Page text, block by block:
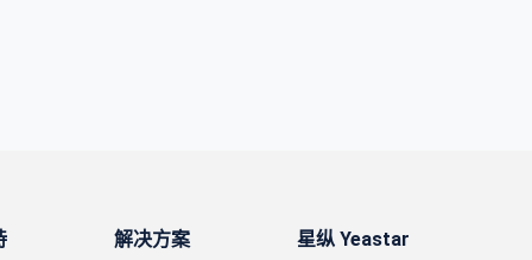
解决方案 星纵 Yeastar